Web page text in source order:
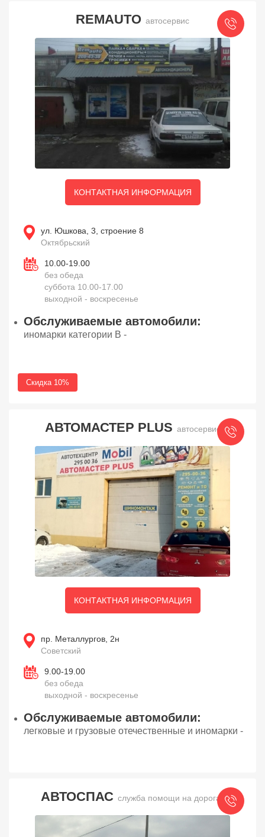
REMAUTO автосервис
КОНТАКТНАЯ ИНФОРМАЦИЯ
ул. Юшкова, 3, строение 8
Октябрьский
10.00-19.00
без обеда
суббота 10.00-17.00
выходной - воскресенье
Обслуживаемые автомобили:
иномарки категории В -
Скидка 10%
АВТОМАСТЕР PLUS автосервис
КОНТАКТНАЯ ИНФОРМАЦИЯ
пр. Металлургов, 2н
Советский
9.00-19.00
без обеда
выходной - воскресенье
Обслуживаемые автомобили:
легковые и грузовые отечественные и иномарки -
АВТОСПАС служба помощи на дорогах